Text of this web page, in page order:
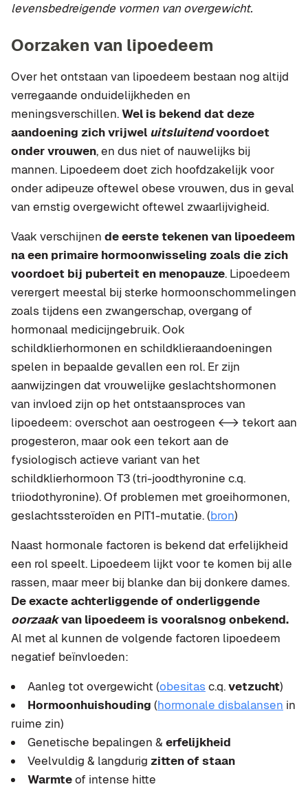
levensbedreigende vormen van overgewicht.
Oorzaken van lipoedeem
Over het ontstaan van lipoedeem bestaan nog altijd
verregaande onduidelijkheden en
meningsverschillen.Wel is bekend dat deze
aandoening zich vrijwel uitsluitendvoordoet
onder vrouwen, en dus niet of nauwelijks bij
mannen. Lipoedeem doet zich hoofdzakelijk voor
onder adipeuze oftewel obese vrouwen, dus in geval
van ernstig overgewicht oftewel zwaarlijvigheid.
Vaak verschijnen de eerste tekenen van lipoedeem
na een primaire hormoonwisseling zoals die zich
voordoet bij puberteit en menopauze. Lipoedeem
verergert meestal bij sterke hormoonschommelingen
zoals tijdens een zwangerschap, overgang of
hormonaal medicijngebruik. Ook
schildklierhormonen en schildklieraandoeningen
spelen in bepaalde gevallen een rol. Er zijn
aanwijzingen dat vrouwelijke geslachtshormonen
van invloed zijn op het ontstaansproces van
lipoedeem: overschot aan oestrogeen <-> tekort aan
progesteron, maar ook een tekort aan de
fysiologisch actieve variant van het
schildklierhormoon T3 (tri-joodthyronine c.q.
triiodothyronine). Of problemen met groeihormonen,
geslachtssteroïden en PIT1-mutatie. (bron)
Naast hormonale factoren is bekend dat erfelijkheid
een rol speelt. Lipoedeem lijkt voor te komen bij alle
rassen, maar meer bij blanke dan bij donkere dames.
De exacte achterliggende of onderliggende
oorzaakvan lipoedeem is vooralsnog onbekend.
Al met al kunnen de volgende factoren lipoedeem
negatief beïnvloeden:
Aanleg tot overgewicht (obesitas c.q.vetzucht)
Hormoonhuishouding (hormonale disbalansen in
ruime zin)
Genetische bepalingen & erfelijkheid
Veelvuldig & langdurig zitten of staan
Warmteof intense hitte